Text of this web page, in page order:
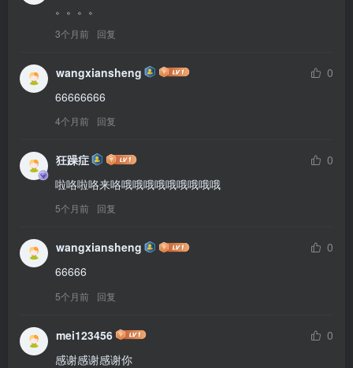
。。。。
3个月前 回复
wangxiansheng
0
66666666
4个月前 回复
狂躁症
0
啦咯啦咯来咯哦哦哦哦哦哦哦哦哦
5个月前 回复
wangxiansheng
0
66666
5个月前 回复
mei123456
0
感谢感谢感谢你